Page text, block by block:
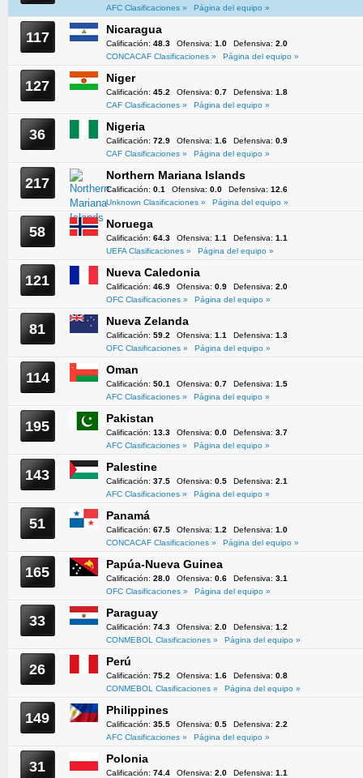
AFC Clasificaciones »
Página del equipo »
117 Nicaragua
Calificación: 48.3 Ofensiva: 1.0 Defensiva: 2.0
CONCACAF Clasificaciones »
Página del equipo »
127 Niger
Calificación: 45.2 Ofensiva: 0.7 Defensiva: 1.8
CAF Clasificaciones »
Página del equipo »
36 Nigeria
Calificación: 72.9 Ofensiva: 1.6 Defensiva: 0.9
CAF Clasificaciones »
Página del equipo »
217 Northern Mariana Islands
Calificación: 0.1 Ofensiva: 0.0 Defensiva: 12.6
Unknown Clasificaciones »
Página del equipo »
58 Noruega
Calificación: 64.3 Ofensiva: 1.1 Defensiva: 1.1
UEFA Clasificaciones »
Página del equipo »
121 Nueva Caledonia
Calificación: 46.9 Ofensiva: 0.9 Defensiva: 2.0
OFC Clasificaciones »
Página del equipo »
81 Nueva Zelanda
Calificación: 59.2 Ofensiva: 1.1 Defensiva: 1.3
OFC Clasificaciones »
Página del equipo »
114 Oman
Calificación: 50.1 Ofensiva: 0.7 Defensiva: 1.5
AFC Clasificaciones »
Página del equipo »
195 Pakistan
Calificación: 13.3 Ofensiva: 0.0 Defensiva: 3.7
AFC Clasificaciones »
Página del equipo »
143 Palestine
Calificación: 37.5 Ofensiva: 0.5 Defensiva: 2.1
AFC Clasificaciones »
Página del equipo »
51 Panamá
Calificación: 67.5 Ofensiva: 1.2 Defensiva: 1.0
CONCACAF Clasificaciones »
Página del equipo »
165 Papúa-Nueva Guinea
Calificación: 28.0 Ofensiva: 0.6 Defensiva: 3.1
OFC Clasificaciones »
Página del equipo »
33 Paraguay
Calificación: 74.3 Ofensiva: 2.0 Defensiva: 1.2
CONMEBOL Clasificaciones »
Página del equipo »
26 Perú
Calificación: 75.2 Ofensiva: 1.6 Defensiva: 0.8
CONMEBOL Clasificaciones »
Página del equipo »
149 Philippines
Calificación: 35.5 Ofensiva: 0.5 Defensiva: 2.2
AFC Clasificaciones »
Página del equipo »
31 Polonia
Calificación: 74.4 Ofensiva: 2.0 Defensiva: 1.1